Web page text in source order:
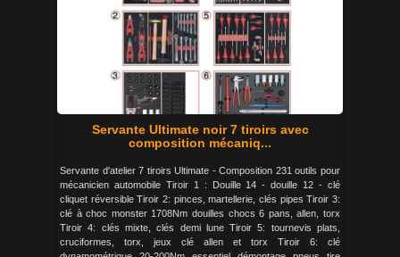
Servante Ultimate noir 7 tiroirs avec
composition mécaniq...
Servante d'atelier 7 tiroirs Ultimate - Composition 231 outils pour
mécanicien automobile Tiroir 1 : Douille 14 - douille 12 - clé
cliquet réversible Tiroir 2: pinces, martellerie, clés pipes Tiroir 3:
clé à choc monster 1708Nm douilles chocs 6 pans, allen, torx
Tiroir 4: clés mixte, clés demi lune Tiroir 5: tournevis plats,
cruciformes, torx, jeux clé allen et torx Tiroir 6: clé